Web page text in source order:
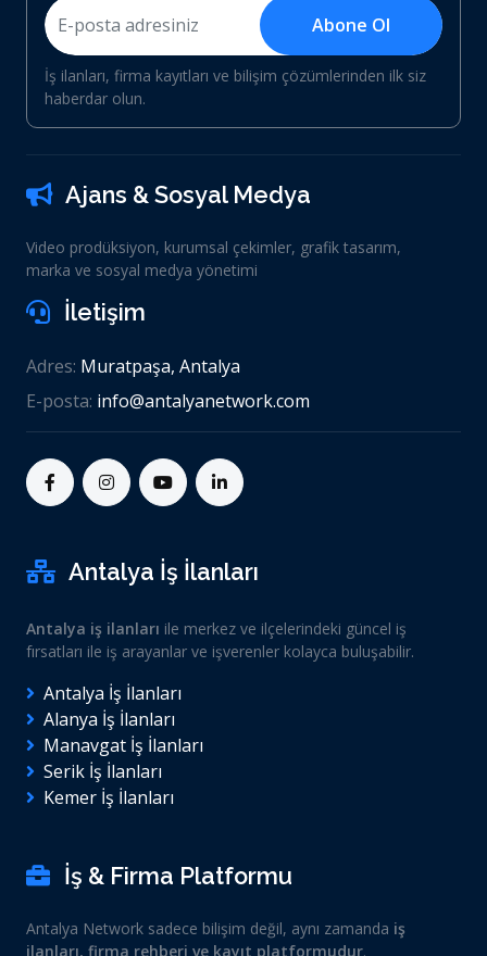
Abone Ol
İş ilanları, firma kayıtları ve bilişim çözümlerinden ilk siz
haberdar olun.
Ajans & Sosyal Medya
Video prodüksiyon, kurumsal çekimler, grafik tasarım,
marka ve sosyal medya yönetimi
İletişim
Adres: Muratpaşa, Antalya
E-posta: info@antalyanetwork.com
Antalya İş İlanları
Antalya iş ilanları ile merkez ve ilçelerindeki güncel iş
fırsatları ile iş arayanlar ve işverenler kolayca buluşabilir.
Antalya İş İlanları
Alanya İş İlanları
Manavgat İş İlanları
Serik İş İlanları
Kemer İş İlanları
İş & Firma Platformu
Antalya Network sadece bilişim değil, aynı zamanda iş
ilanları, firma rehberi ve kayıt platformudur.